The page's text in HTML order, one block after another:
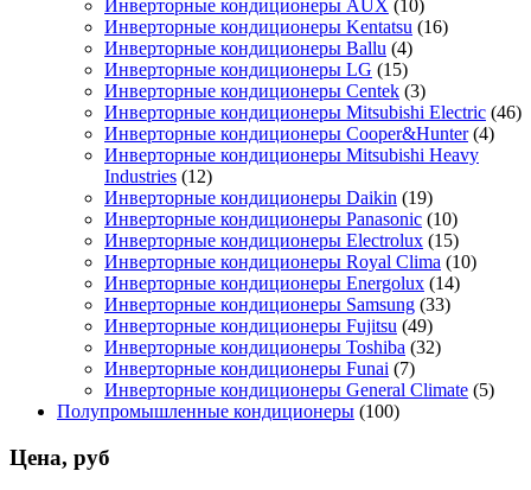
Инверторные кондиционеры AUX (10)
Инверторные кондиционеры Kentatsu (16)
Инверторные кондиционеры Ballu (4)
Инверторные кондиционеры LG (15)
Инверторные кондиционеры Centek (3)
Инверторные кондиционеры Mitsubishi Electric (46)
Инверторные кондиционеры Cooper&Hunter (4)
Инверторные кондиционеры Mitsubishi Heavy
Industries (12)
Инверторные кондиционеры Daikin (19)
Инверторные кондиционеры Panasonic (10)
Инверторные кондиционеры Electrolux (15)
Инверторные кондиционеры Royal Clima (10)
Инверторные кондиционеры Energolux (14)
Инверторные кондиционеры Samsung (33)
Инверторные кондиционеры Fujitsu (49)
Инверторные кондиционеры Toshiba (32)
Инверторные кондиционеры Funai (7)
Инверторные кондиционеры General Climate (5)
Полупромышленные кондиционеры (100)
Цена, руб